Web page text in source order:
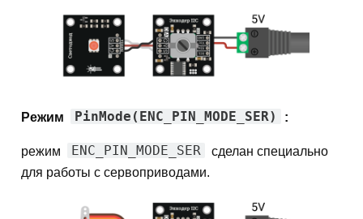
Режим PinMode(ENC_PIN_MODE_SER) :
режим ENC_PIN_MODE_SER
сделан специально
для работы с сервоприводами.